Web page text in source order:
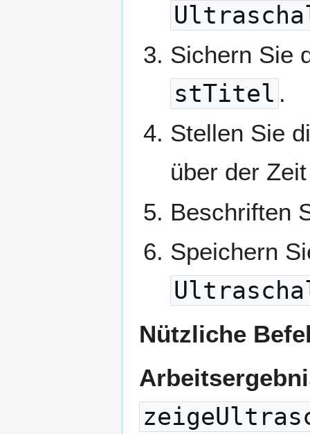
Sichern Sie
stTitel .
Stellen Sie
über der
Beschriften
Speichern
Nützliche